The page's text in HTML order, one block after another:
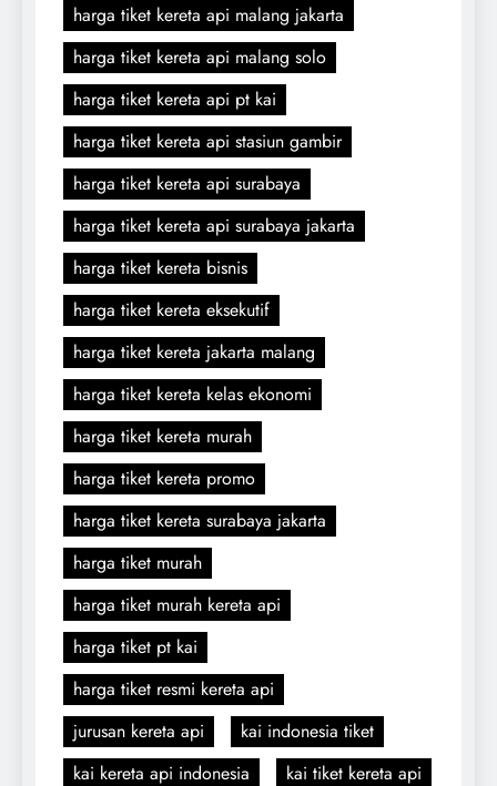
harga tiket kereta api malang jakarta
harga tiket kereta api malang solo
harga tiket kereta api pt kai
harga tiket kereta api stasiun gambir
harga tiket kereta api surabaya
harga tiket kereta api surabaya jakarta
harga tiket kereta bisnis
harga tiket kereta eksekutif
harga tiket kereta jakarta malang
harga tiket kereta kelas ekonomi
harga tiket kereta murah
harga tiket kereta promo
harga tiket kereta surabaya jakarta
harga tiket murah
harga tiket murah kereta api
harga tiket pt kai
harga tiket resmi kereta api
jurusan kereta api
kai indonesia tiket
kai kereta api indonesia
kai tiket kereta api